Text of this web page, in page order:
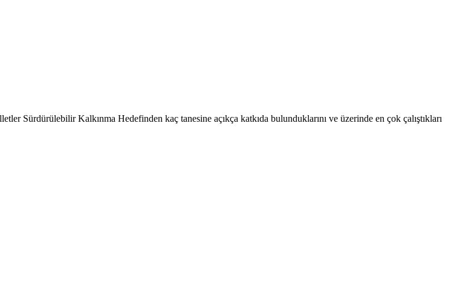
Sürdürülebilir Kalkınma Hedefinden kaç tanesine açıkça katkıda bulunduklarını ve üzerinde en çok çalıştıkları